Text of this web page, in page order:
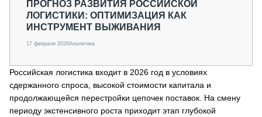
ПРОГНОЗ РАЗВИТИЯ РОССИЙСКОЙ
ЛОГИСТИКИ: ОПТИМИЗАЦИЯ КАК
ИНСТРУМЕНТ ВЫЖИВАНИЯ
17 февраля 2026Аналитика
Российская логистика входит в 2026 год в условиях
сдержанного спроса, высокой стоимости капитала и
продолжающейся перестройки цепочек поставок. На смену
периоду экстенсивного роста приходит этап глубокой